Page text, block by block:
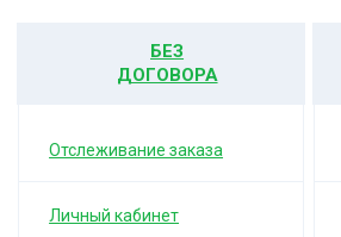
БЕЗ
ДОГОВОРА
Отслеживание заказа
Личный кабинет